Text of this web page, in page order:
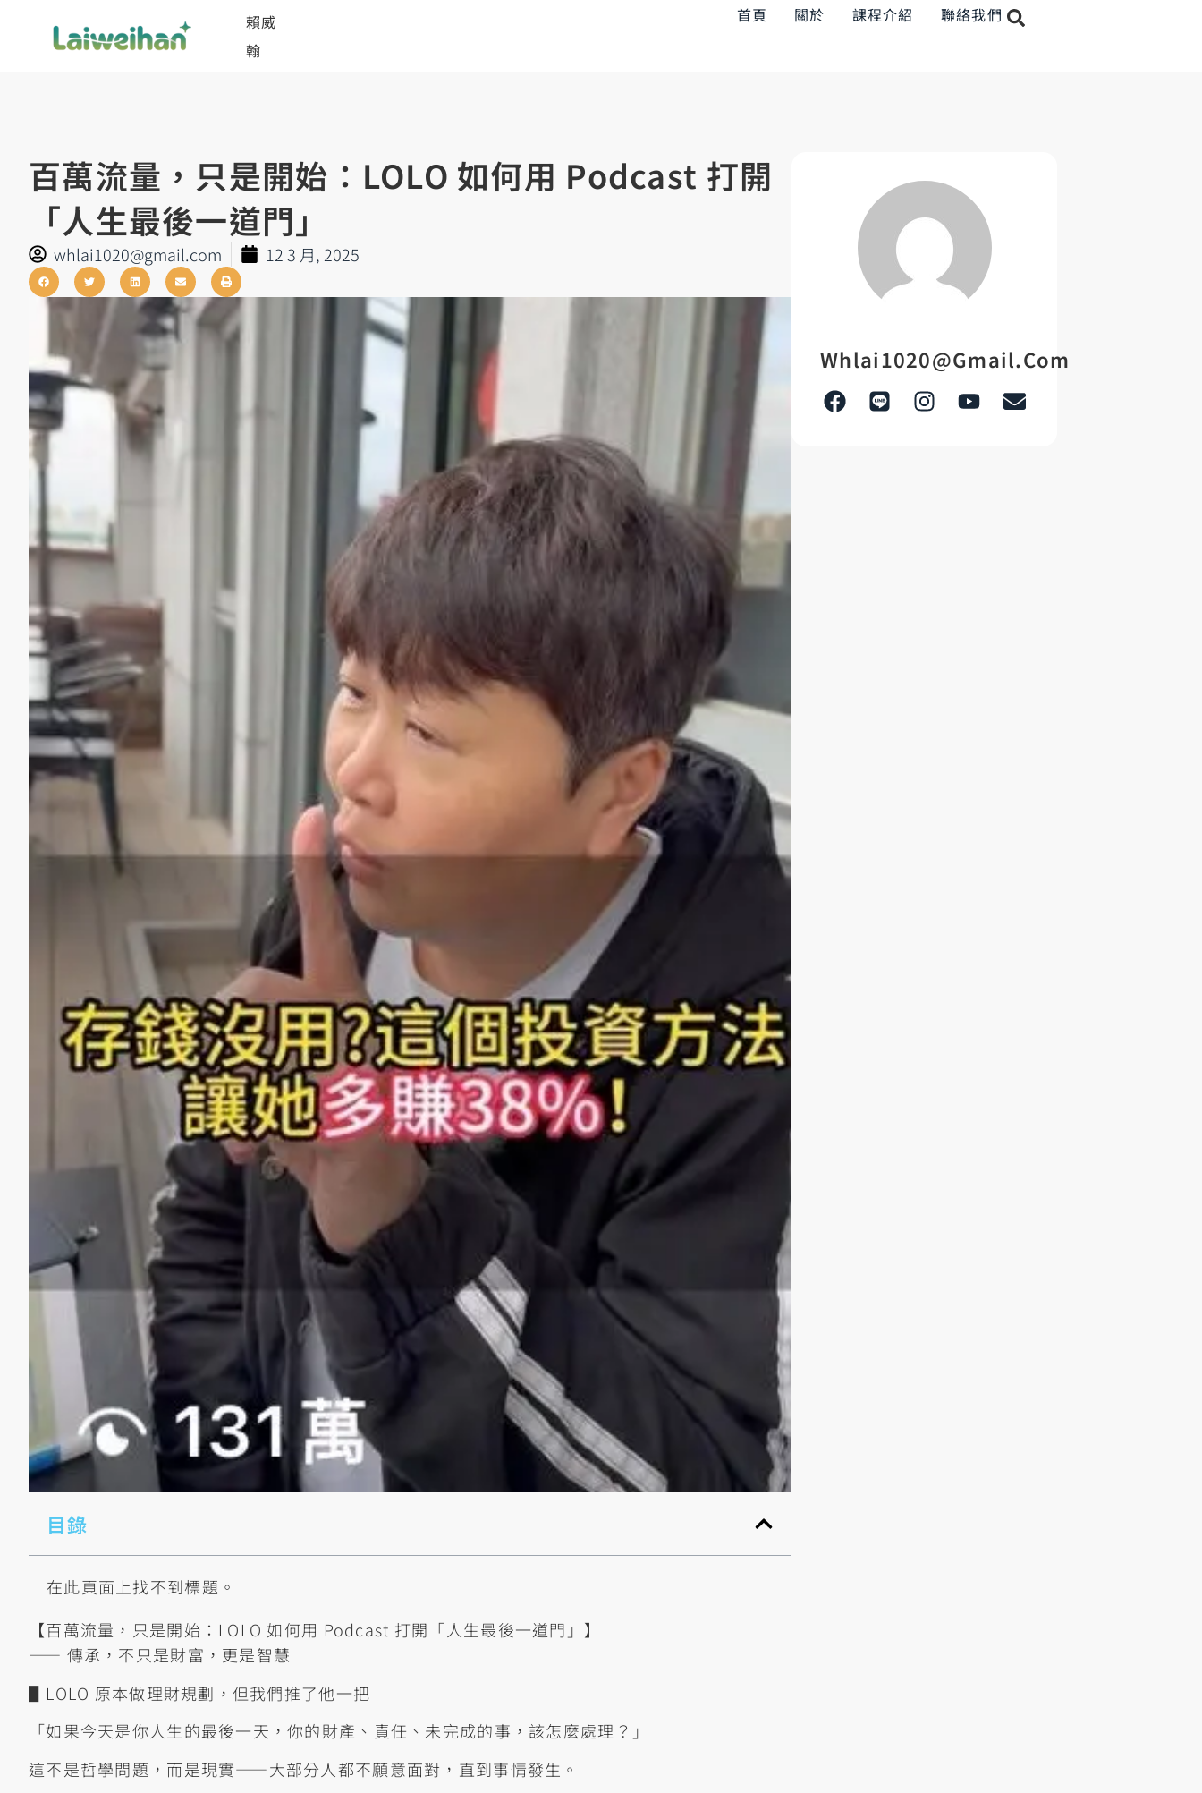
賴威
翰
首頁 關於 課程介紹 聯絡我們
百萬流量，只是開始：LOLO 如何用 Podcast 打開
「人生最後一道門」
whlai1020@gmail.com 12 3 月, 2025
目錄
在此頁面上找不到標題。
【百萬流量，只是開始：LOLO 如何用 Podcast 打開「人生最後一道門」】
—— 傳承，不只是財富，更是智慧
▋LOLO 原本做理財規劃，但我們推了他一把
「如果今天是你人生的最後一天，你的財產、責任、未完成的事，該怎麼處理？」
這不是哲學問題，而是現實——大部分人都不願意面對，直到事情發生。
Whlai1020@gmail.com